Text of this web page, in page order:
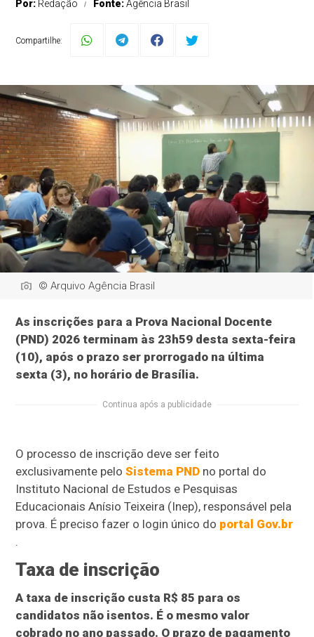
Por: Redação Fonte:Agência Brasil
Compartilhe:
© Arquivo Agência Brasil
As inscrições para a Prova Nacional Docente
(PND) 2026 terminam às 23h59 desta sexta-feira
(10), após o prazo ser prorrogado na última
sexta (3), no horário de Brasília.
Continua após a publicidade
O processo de inscrição deve ser feito
exclusivamente peloSistema PND no portal do
Instituto Nacional de Estudos e Pesquisas
Educacionais Anísio Teixeira (Inep), responsável pela
prova. É preciso fazer o login único do portal Gov.br
.
Taxa de inscrição
A taxa de inscrição custa R$ 85 para os
candidatos não isentos. É o mesmo valor
cobrado no ano passado. O prazo de pagamento